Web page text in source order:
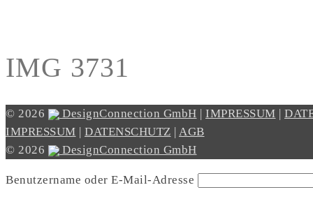
IMG 3731
© 2026 DesignConnection GmbH IMPRESSUM
IMPRESSUM
DATENSCHUTZ
AGB
© 2026
DesignConnection GmbH
Benutzername oder E-Mail-Adresse